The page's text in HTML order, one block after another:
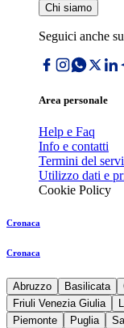
Chi siamo
Seguici anche su
Area personale
Help e Faq
Info e contatti
Termini del
Utilizzo dati e
Cookie Policy
Cronaca
Cronaca
Abruzzo Basilicata
Friuli Venezia Giulia
Piemonte
Puglia